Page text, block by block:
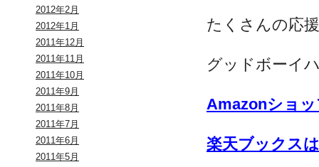
2012年2月
2012年1月
2011年12月
2011年11月
2011年10月
2011年9月
2011年8月
2011年7月
2011年6月
2011年5月
たくさんの応
グッドボーイ
Amazonショ
楽天ブックス